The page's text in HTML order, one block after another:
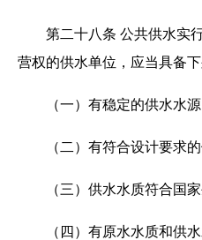
第二十八条 公共供水实
营权的供水单位，应当具备下
（一）有稳定的供水水源
（二）有符合设计要求
（三）供水水质符合国
（四）有原水水质和供